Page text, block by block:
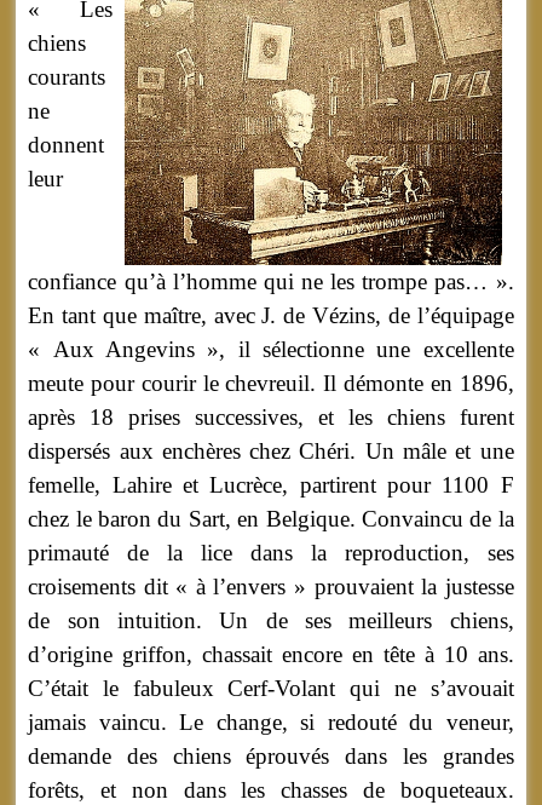
« Les
chiens
courants
ne
donnent
leur
confiance qu’à l’homme qui ne les trompe pas… ».
En tant que maître, avec J. de Vézins, de l’équipage
« Aux Angevins », il sélectionne une excellente
meute pour courir le chevreuil. Il démonte en 1896,
après 18 prises successives, et les chiens furent
dispersés aux enchères chez Chéri. Un mâle et une
femelle, Lahire et Lucrèce, partirent pour 1100 F
chez le baron du Sart, en Belgique. Convaincu de la
primauté de la lice dans la reproduction, ses
croisements dit « à l’envers » prouvaient la justesse
de son intuition. Un de ses meilleurs chiens,
d’origine griffon, chassait encore en tête à 10 ans.
C’était le fabuleux Cerf-Volant qui ne s’avouait
jamais vaincu. Le change, si redouté du veneur,
demande des chiens éprouvés dans les grandes
forêts, et non dans les chasses de boqueteaux.